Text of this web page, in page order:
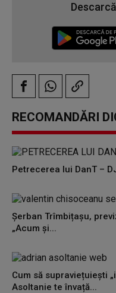
RECOMANDĂRI
Petrecerea lui DanT –
Șerban Trîmbițașu,
„Acum și...
Cum să supraviețuiești
Asoltanie te învață...